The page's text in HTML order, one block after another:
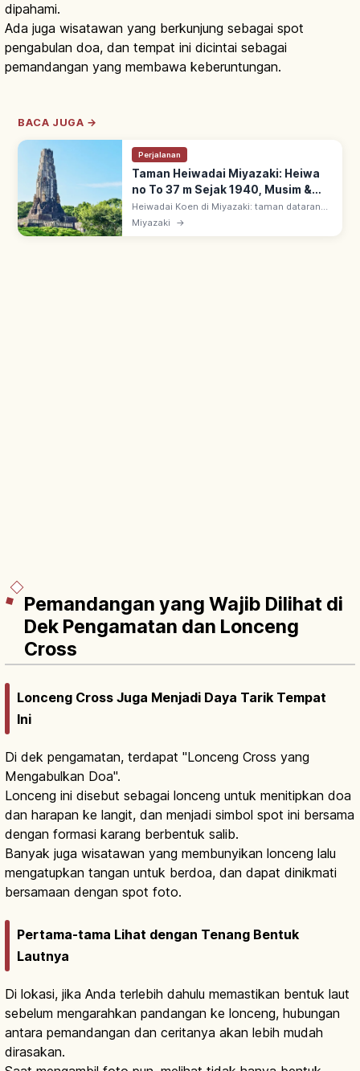
dipahami.
Ada juga wisatawan yang berkunjung sebagai spot
pengabulan doa, dan tempat ini dicintai sebagai
pemandangan yang membawa keberuntungan.
BACA JUGA →
Perjalanan
Taman Heiwadai Miyazaki: Heiwa
no To 37 m Sejak 1940, Musim &
Area Utama
Heiwadai Koen di Miyazaki: taman dataran
tinggi dengan Heiwa no To (Menara
Perdamaian) ~37 m, dibangun 1940.
Miyazaki →
Pemandangan yang Wajib Dilihat di
Dek Pengamatan dan Lonceng
Cross
Lonceng Cross Juga Menjadi Daya Tarik Tempat
Ini
Di dek pengamatan, terdapat "Lonceng Cross yang
Mengabulkan Doa".
Lonceng ini disebut sebagai lonceng untuk menitipkan doa
dan harapan ke langit, dan menjadi simbol spot ini bersama
dengan formasi karang berbentuk salib.
Banyak juga wisatawan yang membunyikan lonceng lalu
mengatupkan tangan untuk berdoa, dan dapat dinikmati
bersamaan dengan spot foto.
Pertama-tama Lihat dengan Tenang Bentuk
Lautnya
Di lokasi, jika Anda terlebih dahulu memastikan bentuk laut
sebelum mengarahkan pandangan ke lonceng, hubungan
antara pemandangan dan ceritanya akan lebih mudah
dirasakan.